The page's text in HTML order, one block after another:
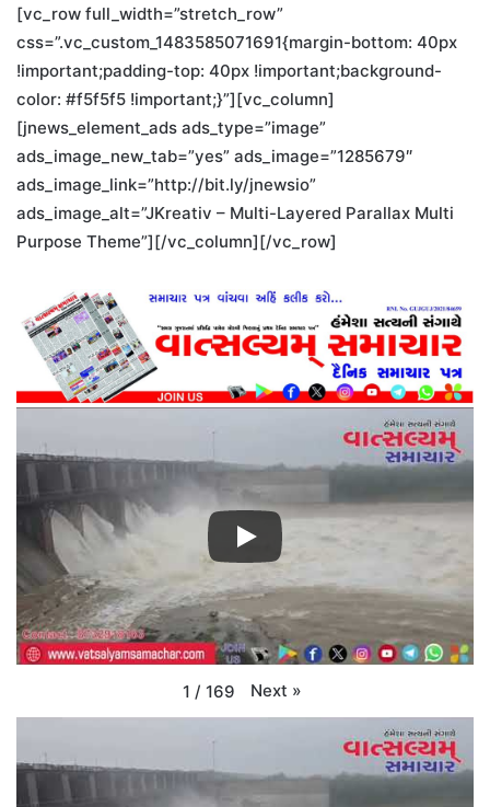
[vc_row full_width=”stretch_row”
css=”.vc_custom_1483585071691{margin-bottom: 40px
!important;padding-top: 40px !important;background-
color: #f5f5f5 !important;}”][vc_column]
[jnews_element_ads ads_type=”image”
ads_image_new_tab=”yes” ads_image=”1285679″
ads_image_link=”http://bit.ly/jnewsio”
ads_image_alt=”JKreativ – Multi-Layered Parallax Multi
Purpose Theme”][/vc_column][/vc_row]
1 / 169 Next »